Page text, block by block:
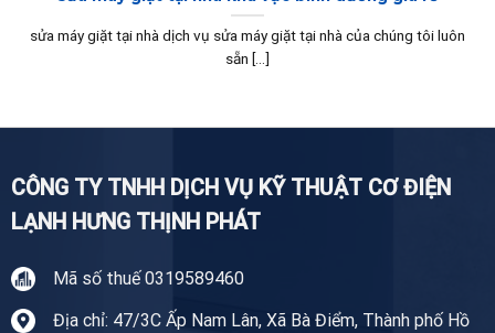
sửa máy giặt tại nhà dịch vụ sửa máy giặt tại nhà của chúng tôi luôn
sẵn [...]
CÔNG TY TNHH DỊCH VỤ KỸ THUẬT CƠ ĐIỆN
LẠNH HƯNG THỊNH PHÁT
Mã số thuế 0319589460
Địa chỉ: 47/3C Ấp Nam Lân, Xã Bà Điểm, Thành phố Hồ